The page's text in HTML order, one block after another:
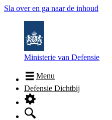
Sla over en ga naar de inhoud
Ministerie van Defensie
Menu
Defensie Dichtbij